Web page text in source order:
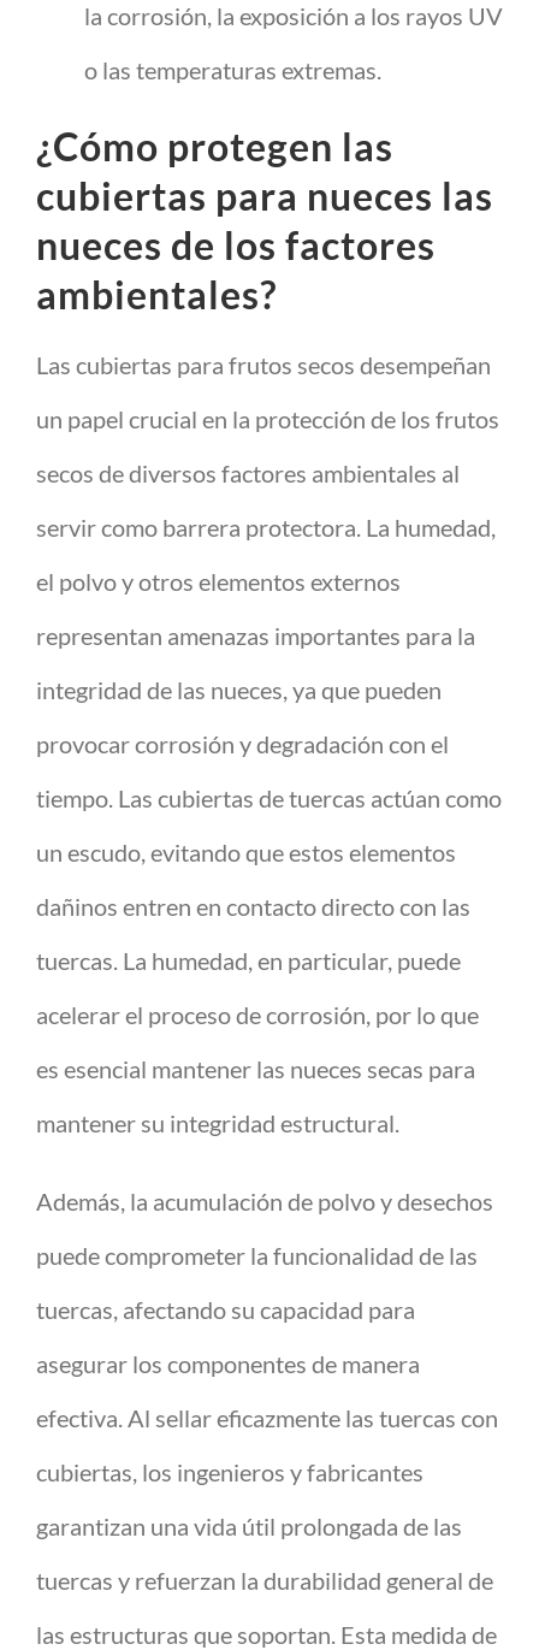
la corrosión, la exposición a los rayos UV
o las temperaturas extremas.
¿Cómo protegen las
cubiertas para nueces las
nueces de los factores
ambientales?
Las cubiertas para frutos secos desempeñan
un papel crucial en la protección de los frutos
secos de diversos factores ambientales al
servir como barrera protectora. La humedad,
el polvo y otros elementos externos
representan amenazas importantes para la
integridad de las nueces, ya que pueden
provocar corrosión y degradación con el
tiempo. Las cubiertas de tuercas actúan como
un escudo, evitando que estos elementos
dañinos entren en contacto directo con las
tuercas. La humedad, en particular, puede
acelerar el proceso de corrosión, por lo que
es esencial mantener las nueces secas para
mantener su integridad estructural.
Además, la acumulación de polvo y desechos
puede comprometer la funcionalidad de las
tuercas, afectando su capacidad para
asegurar los componentes de manera
efectiva. Al sellar eficazmente las tuercas con
cubiertas, los ingenieros y fabricantes
garantizan una vida útil prolongada de las
tuercas y refuerzan la durabilidad general de
las estructuras que soportan. Esta medida de